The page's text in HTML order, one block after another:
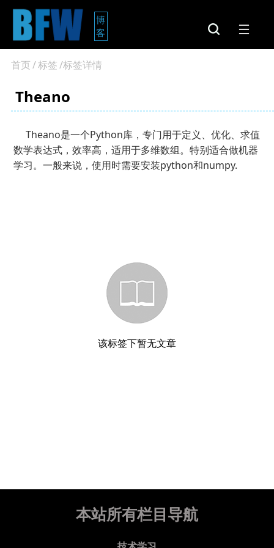
博
客
首页/标签/标签详情
Theano
Theano是一个Python库，专门用于定义、优化、求值
数学表达式，效率高，适用于多维数组。特别适合做机器
学习。一般来说，使用时需要安装python和numpy.
该标签下暂无文章
本站所有栏目导航